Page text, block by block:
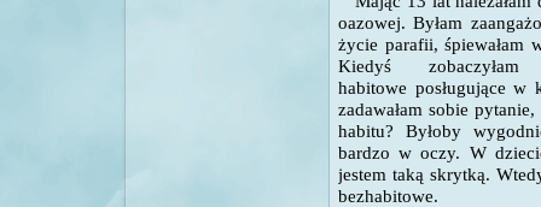
oazowej. Byłam
życie parafii, śpiewałam
Kiedyś
habitowe posługujące
zadawałam sobie
habitu? Byłoby
bardzo w oczy. W
jestem taką skrytką.
bezhabitowe.